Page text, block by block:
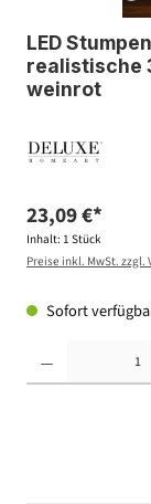
LED
realistische
weinrot
23,09 €*
Inhalt: 1 Stück
Preise inkl. MwSt. zzgl.
Sofort